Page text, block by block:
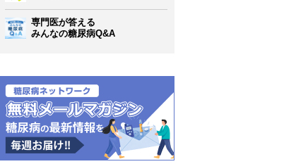
専門医が答える
みんなの糖尿病Q&A